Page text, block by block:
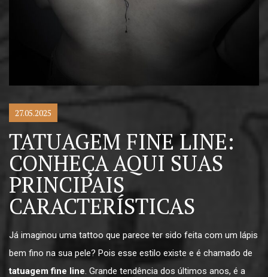
27.05.2025
TATUAGEM FINE LINE:
CONHEÇA AQUI SUAS
PRINCIPAIS
CARACTERÍSTICAS
Já imaginou uma tattoo que parece ter sido feita com um lápis
bem fino na sua pele? Pois esse estilo existe e é chamado de
tatuagem fine line . Grande tendência dos últimos anos, é a